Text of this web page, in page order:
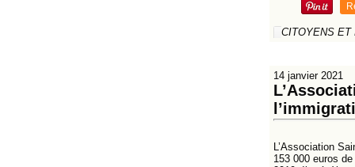
CITOYENS ET
14 janvier 2021
L’Association
153 000 euros